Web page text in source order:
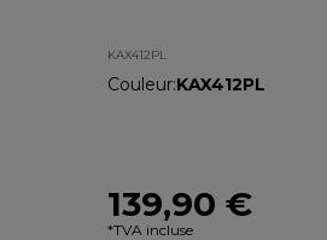
KAX412PL
Couleur:KAX412PL
139,90 €
*TVA incluse